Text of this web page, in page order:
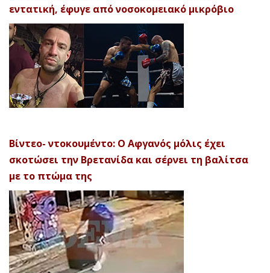
εντατική, έφυγε από νοσοκομειακό μικρόβιο
Βίντεο- ντοκουμέντο: Ο Αφγανός μόλις έχει
σκοτώσει την Βρετανίδα και σέρνει τη βαλίτσα
με το πτώμα της